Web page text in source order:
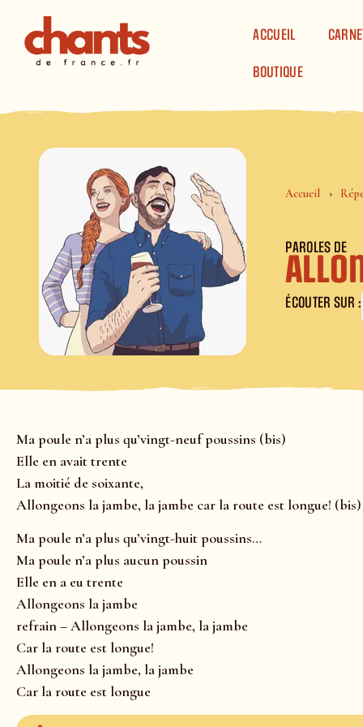
ACCUEIL
BOUTIQUE
Accueil
PAROLES DE
ÉCOUTER SUR :
Ma poule n’a plus qu’vingt-neuf poussins (bis)
Elle en avait trente
La moitié de soixante,
Allongeons la jambe, la jambe car la route est longue! (bis)
Ma poule n’a plus qu’vingt-huit poussins…
Ma poule n’a plus aucun poussin
Elle en a eu trente
Allongeons la jambe
refrain – Allongeons la jambe, la jambe
Car la route est longue!
Allongeons la jambe, la jambe
Car la route est longue